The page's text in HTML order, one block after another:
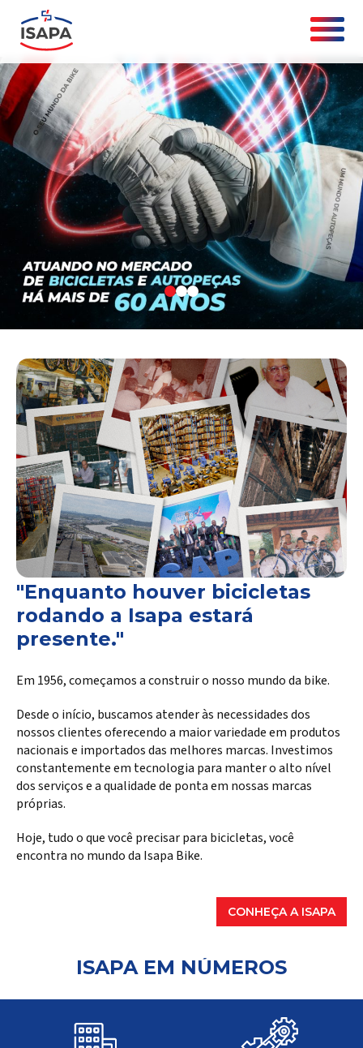
"Enquanto houver bicicletas
rodando a Isapa estará
presente."
Em 1956, começamos a construir o nosso mundo da bike.
Desde o início, buscamos atender às necessidades dos
nossos clientes oferecendo a maior variedade em produtos
nacionais e importados das melhores marcas. Investimos
constantemente em tecnologia para manter o alto nível
dos serviços e a qualidade de ponta em nossas marcas
próprias.
Hoje, tudo o que você precisar para bicicletas, você
encontra no mundo da Isapa Bike.
CONHEÇA A ISAPA
ISAPA EM NÚMEROS